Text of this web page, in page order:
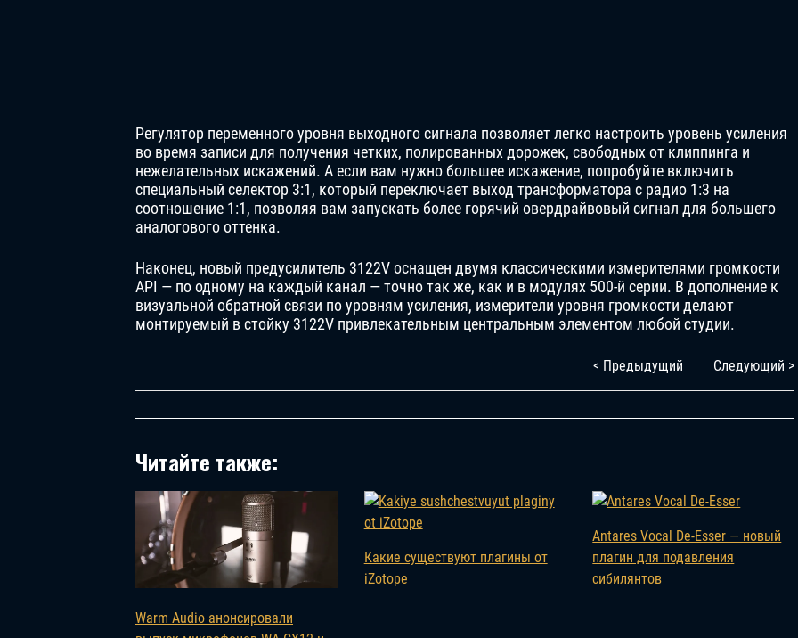
Регулятор переменного уровня выходного сигнала позволяет легко настроить уровень усиления
во время записи для получения четких, полированных дорожек, свободных от клиппинга и
нежелательных искажений. А если вам нужно большее искажение, попробуйте включить
специальный селектор 3:1, который переключает выход трансформатора с радио 1:3 на
соотношение 1:1, позволяя вам запускать более горячий овердрайвовый сигнал для большего
аналогового оттенка.
Наконец, новый предусилитель 3122V оснащен двумя классическими измерителями громкости
API — по одному на каждый канал — точно так же, как и в модулях 500-й серии. В дополнение к
визуальной обратной связи по уровням усиления, измерители уровня громкости делают
монтируемый в стойку 3122V привлекательным центральным элементом любой студии.
< Предыдущий Следующий >
Читайте также:
Warm Audio анонсировали
Какие существуют плагины от
iZotope
Antares Vocal De-Esser — новый
плагин для подавления
сибилянтов